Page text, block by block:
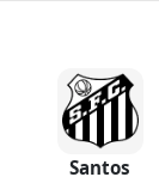
Santos